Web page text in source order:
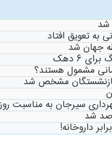
شد
به تعویق افتاد
جهان شد
۶ دهک
بازنشستگان مشخص شد
سیرجان به مناسبت